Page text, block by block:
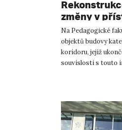
změny v
Na Pedagogické
objektů budovy
koridoru, jejíž
souvislosti s touto